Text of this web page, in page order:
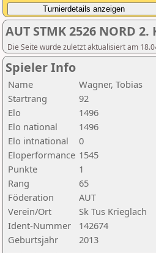
AUT STMK 2526 NORD
Die Seite wurde zuletzt aktualisiert am
Spieler Info
Name
Wagner, Tobias
Startrang
92
Elo
1496
Elo national
1496
Elo intnational
0
Eloperformance 1545
Punkte
1
Rang
65
Föderation
AUT
Verein/Ort
Sk Tus Krieglach
Ident-Nummer
142674
Geburtsjahr
2013